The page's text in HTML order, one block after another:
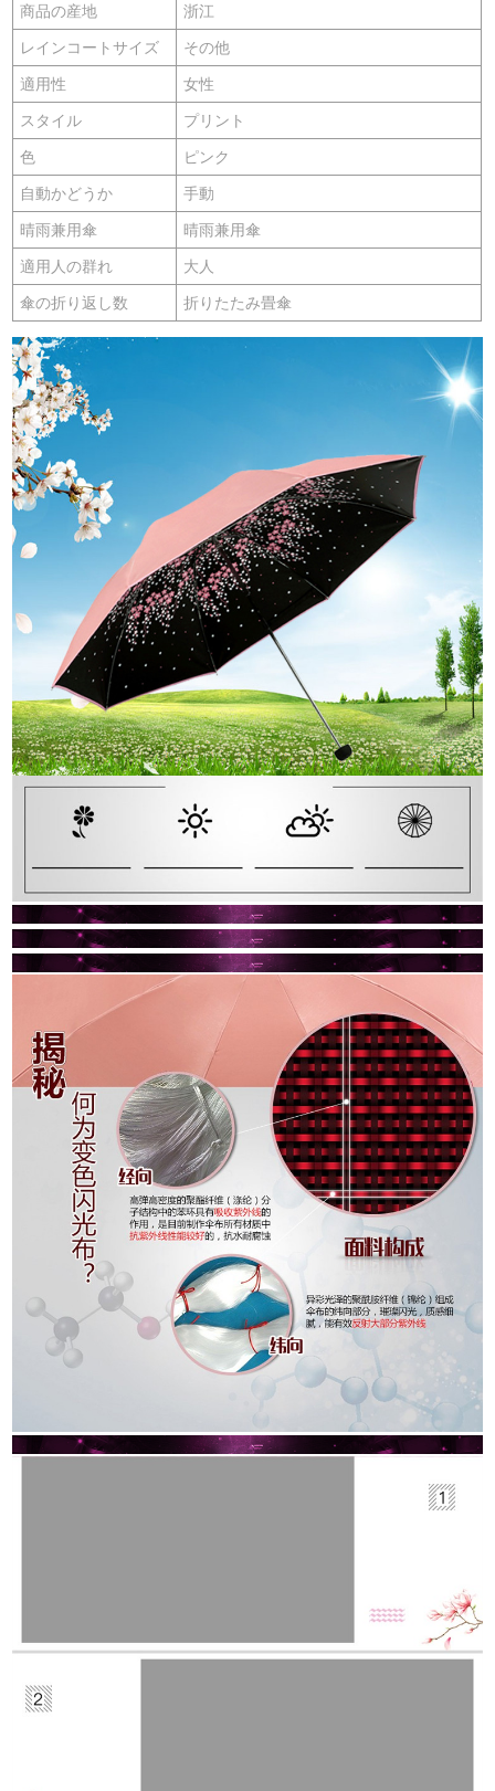
商品の産地 浙江
レインコートサイズ その他
適用性 女性
スタイル プリント
色 ピンク
自動かどうか 手動
晴雨兼用傘 晴雨兼用傘
適用人の群れ 大人
傘の折り返し数 折りたたみ畳傘